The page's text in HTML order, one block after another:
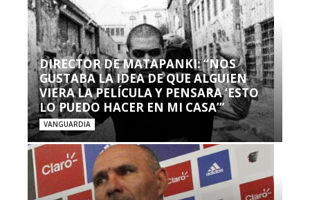
DIRECTOR DE MATAPANKI: “NOS
GUSTABA LA IDEA DE QUE ALGUIEN
VIERA LA PELÍCULA Y PENSARA ‘ESTO
LO PUEDO HACER EN MI CASA’”
VANGUARDIA